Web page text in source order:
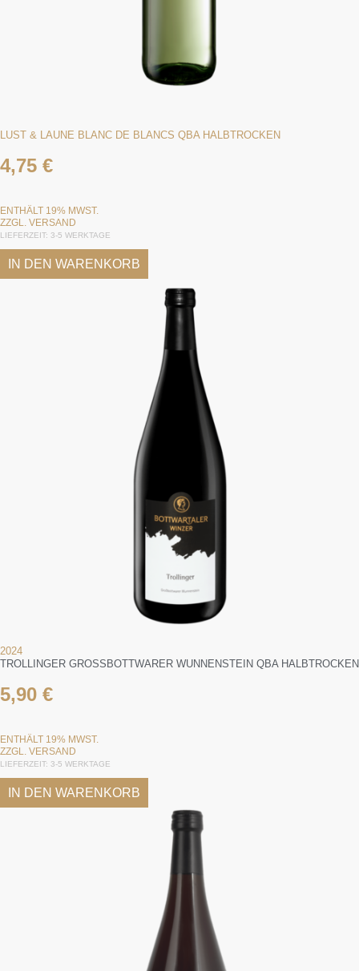
LUST & LAUNE BLANC DE BLANCS QBA HALBTROCKEN
4,75 €
ENTHÄLT 19% MWST.
ZZGL. VERSAND
LIEFERZEIT: 3-5 WERKTAGE
IN DEN WARENKORB
2024
TROLLINGER GROSSBOTTWARER WUNNENSTEIN QBA HALBTROCKEN
5,90 €
ENTHÄLT 19% MWST.
ZZGL. VERSAND
LIEFERZEIT: 3-5 WERKTAGE
IN DEN WARENKORB